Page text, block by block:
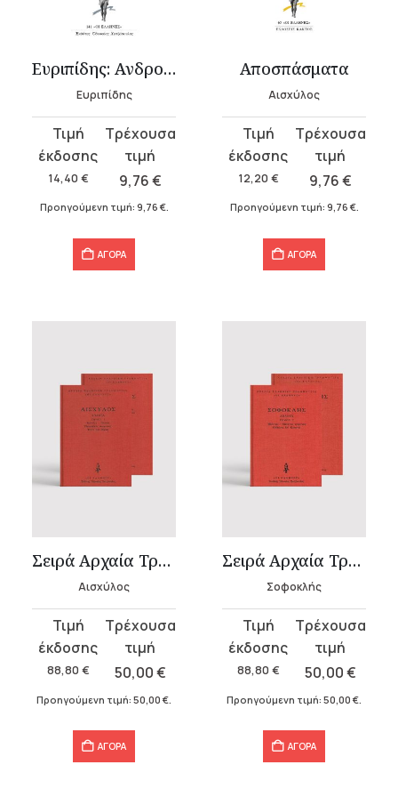
Ευριπίδης: Ανδρομάχη
Ευριπίδης
14,40 €
Original
price
was:
14,40 €.
9,76€
τρέχουσα
τιμή
είναι:
Προηγούμενη τιμή: 9,76 €.
ΑΓΟΡΑ
Αποσπάσματα
Αισχύλος
12,20 €
Original
price
was:
12,20 €.
9,76€
τρέχουσα
τιμή
είναι:
Προηγούμενη τιμή: 9,76 €.
ΑΓΟΡΑ
Σειρά Αρχαία Τραγωδία – Αισχύλος
Αισχύλος
88,80 €
Original
price
was:
88,80 €.
50,00€
τρέχουσα
τιμή
Προηγούμενη τιμή: 50,00 €
ΑΓΟΡΑ
Σειρά Αρχαία Τραγωδία – Σοφοκλής
Σοφοκλής
88,80 €
Original
price
was:
88,80 €.
50,00€
τρέχουσα
τιμή
Προηγούμενη τιμή: 50,00 €
ΑΓΟΡΑ